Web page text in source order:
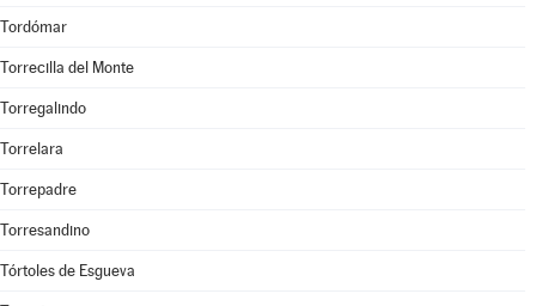
Tordómar
Torrecilla del Monte
Torregalindo
Torrelara
Torrepadre
Torresandino
Tórtoles de Esgueva